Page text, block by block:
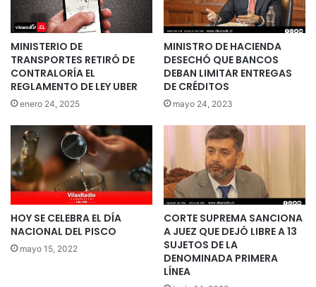
MINISTERIO DE
TRANSPORTES RETIRÓ DE
CONTRALORÍA EL
REGLAMENTO DE LEY UBER
enero 24, 2025
MINISTRO DE HACIENDA
DESECHÓ QUE BANCOS
DEBAN LIMITAR ENTREGAS
DE CRÉDITOS
mayo 24, 2023
HOY SE CELEBRA EL DÍA
NACIONAL DEL PISCO
mayo 15, 2022
CORTE SUPREMA SANCIONA
A JUEZ QUE DEJÓ LIBRE A 13
SUJETOS DE LA
DENOMINADA PRIMERA
LÍNEA